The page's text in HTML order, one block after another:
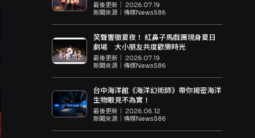
最後更新｜ 2026.07.19
新聞來源｜ 傳媒News586
笑聲響徹夏夜！ 紅鼻子馬戲團現身夏日
劇場 大小朋友共度歡樂時光
最後更新｜ 2026.07.19
新聞來源｜ 傳媒News586
台中海洋館《海洋幻術師》帶你揭密海洋
生物眼見不為實！
最後更新｜ 2026.06.12
新聞來源｜ 傳媒News586